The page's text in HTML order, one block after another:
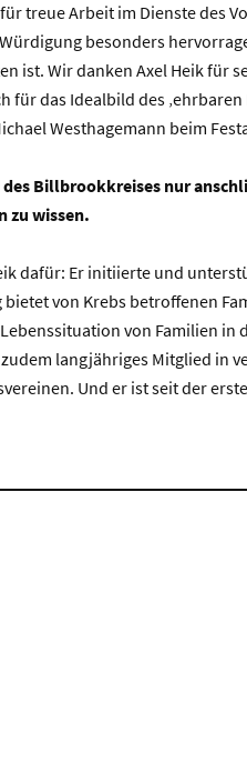
treue Arbeit im Dienste des
besonders
ist. Wir danken Axel Heik für
für das Idealbild des
Westhagemann beim
Billbrookkreises nur
zu wissen.
dafür: Er initiierte und
von Krebs betroffenen
von Familien in
langjähriges Mitglied in
Und er ist seit der